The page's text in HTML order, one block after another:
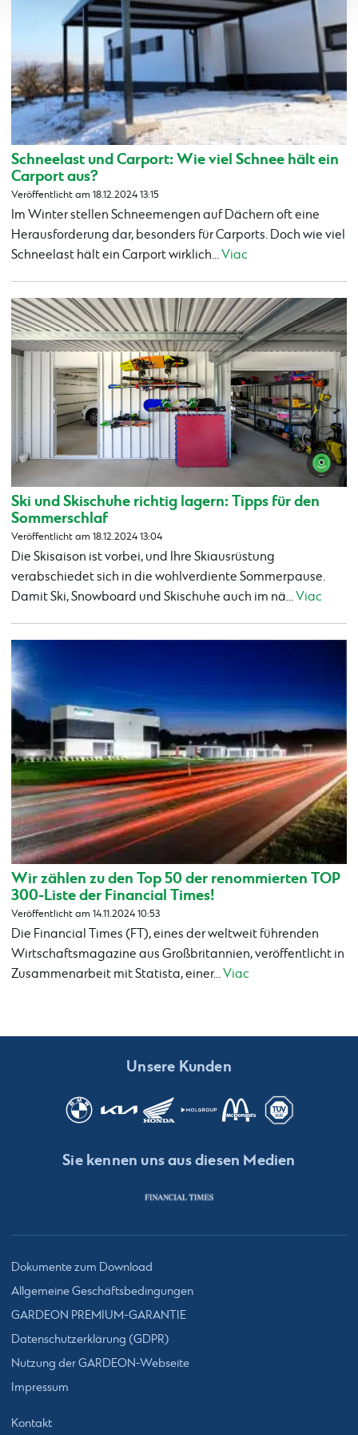
Schneelast und Carport: Wie viel Schnee hält ein
Carport aus?
Veröffentlicht am 18.12.2024 13:15
Im Winter stellen Schneemengen auf Dächern oft eine
Herausforderung dar, besonders für Carports. Doch wie viel
Schneelast hält ein Carport wirklich...Viac
Ski und Skischuhe richtig lagern: Tipps für den
Sommerschlaf
Veröffentlicht am 18.12.2024 13:04
Die Skisaison ist vorbei, und Ihre Skiausrüstung
verabschiedet sich in die wohlverdiente Sommerpause.
Damit Ski, Snowboard und Skischuhe auch im nä...Viac
Wir zählen zu den Top 50 der renommierten TOP
300-Liste der Financial Times!
Veröffentlicht am 14.11.2024 10:53
Die Financial Times (FT), eines der weltweit führenden
Wirtschaftsmagazine aus Großbritannien, veröffentlicht in
Zusammenarbeit mit Statista, einer...Viac
Unsere Kunden
Sie kennen uns aus diesen Medien
Dokumente zum Download
Allgemeine Geschäftsbedingungen
GARDEON PREMIUM-GARANTIE
Datenschutzerklärung (GDPR)
Nutzung der GARDEON-Webseite
Impressum
Kontakt